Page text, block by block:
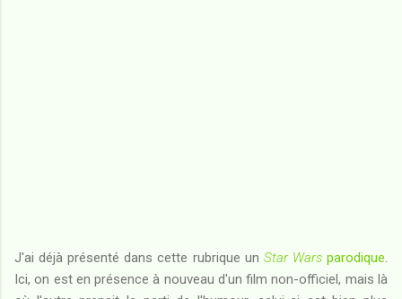
J'ai déjà présenté dans cette rubrique un Star Warsparodique
Ici, on est en présence à nouveau d'un film non-officiel, mais là